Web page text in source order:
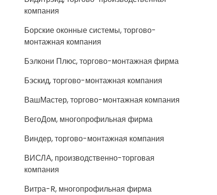
компания
Борские оконные системы, торгово-
монтажная компания
Бэлкони Плюс, торгово-монтажная фирма
Бэскид, торгово-монтажная компания
ВашМастер, торгово-монтажная компания
ВегоДом, многопрофильная фирма
Виндер, торгово-монтажная компания
ВИСЛА, производственно-торговая
компания
Витра-R, многопрофильная фирма